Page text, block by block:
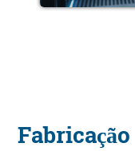
Fabricação